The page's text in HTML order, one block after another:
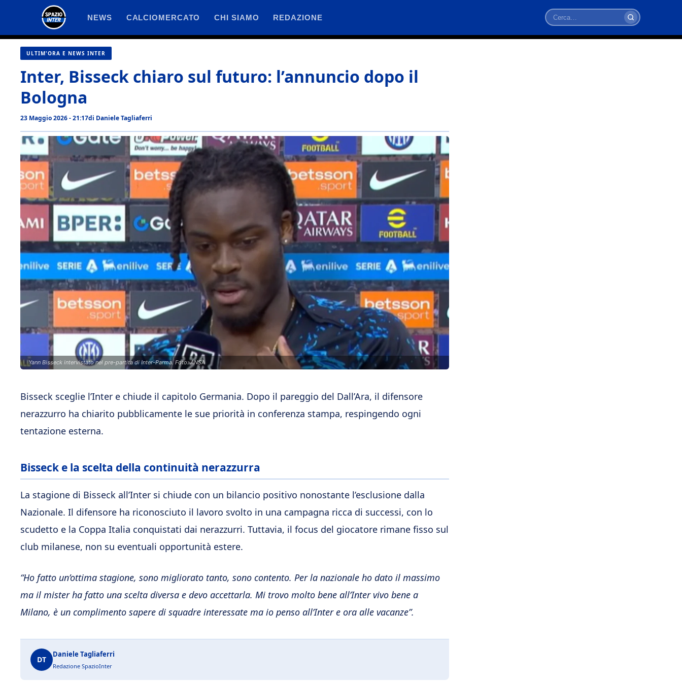
contenuto
NEWS CALCIOMERCATO CHI SIAMO REDAZIONE
Cerca
ULTIM'ORA E NEWS INTER
Inter, Bisseck chiaro sul futuro: l’annuncio dopo il
Bologna
23 Maggio 2026 - 21:17di Daniele Tagliaferri
Yann Bisseck intervistato nel pre-partita di Inter-Parma. Foto: ANSA
Bisseck sceglie l’Inter e chiude il capitolo Germania. Dopo il pareggio del Dall’Ara, il difensore
nerazzurro ha chiarito pubblicamente le sue priorità in conferenza stampa, respingendo ogni
tentazione esterna.
Bisseck e la scelta della continuità nerazzurra
La stagione di Bisseck all’Inter si chiude con un bilancio positivo nonostante l’esclusione dalla
Nazionale. Il difensore ha riconosciuto il lavoro svolto in una campagna ricca di successi, con lo
scudetto e la Coppa Italia conquistati dai nerazzurri. Tuttavia, il focus del giocatore rimane fisso sul
club milanese, non su eventuali opportunità estere.
“Ho fatto un’ottima stagione, sono migliorato tanto, sono contento. Per la nazionale ho dato il massimo
ma il mister ha fatto una scelta diversa e devo accettarla. Mi trovo molto bene all’Inter vivo bene a
Milano, è un complimento sapere di squadre interessate ma io penso all’Inter e ora alle vacanze”.
DT
Daniele Tagliaferri
Redazione SpazioInter